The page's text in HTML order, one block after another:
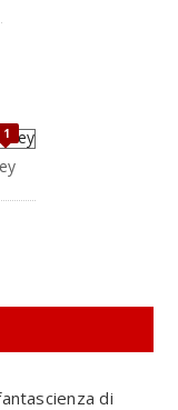
1
di